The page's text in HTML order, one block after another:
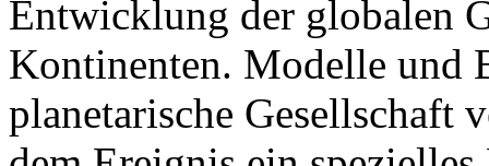
Entwicklung der globalen
Kontinenten. Modelle und
planetarische Gesellschaft